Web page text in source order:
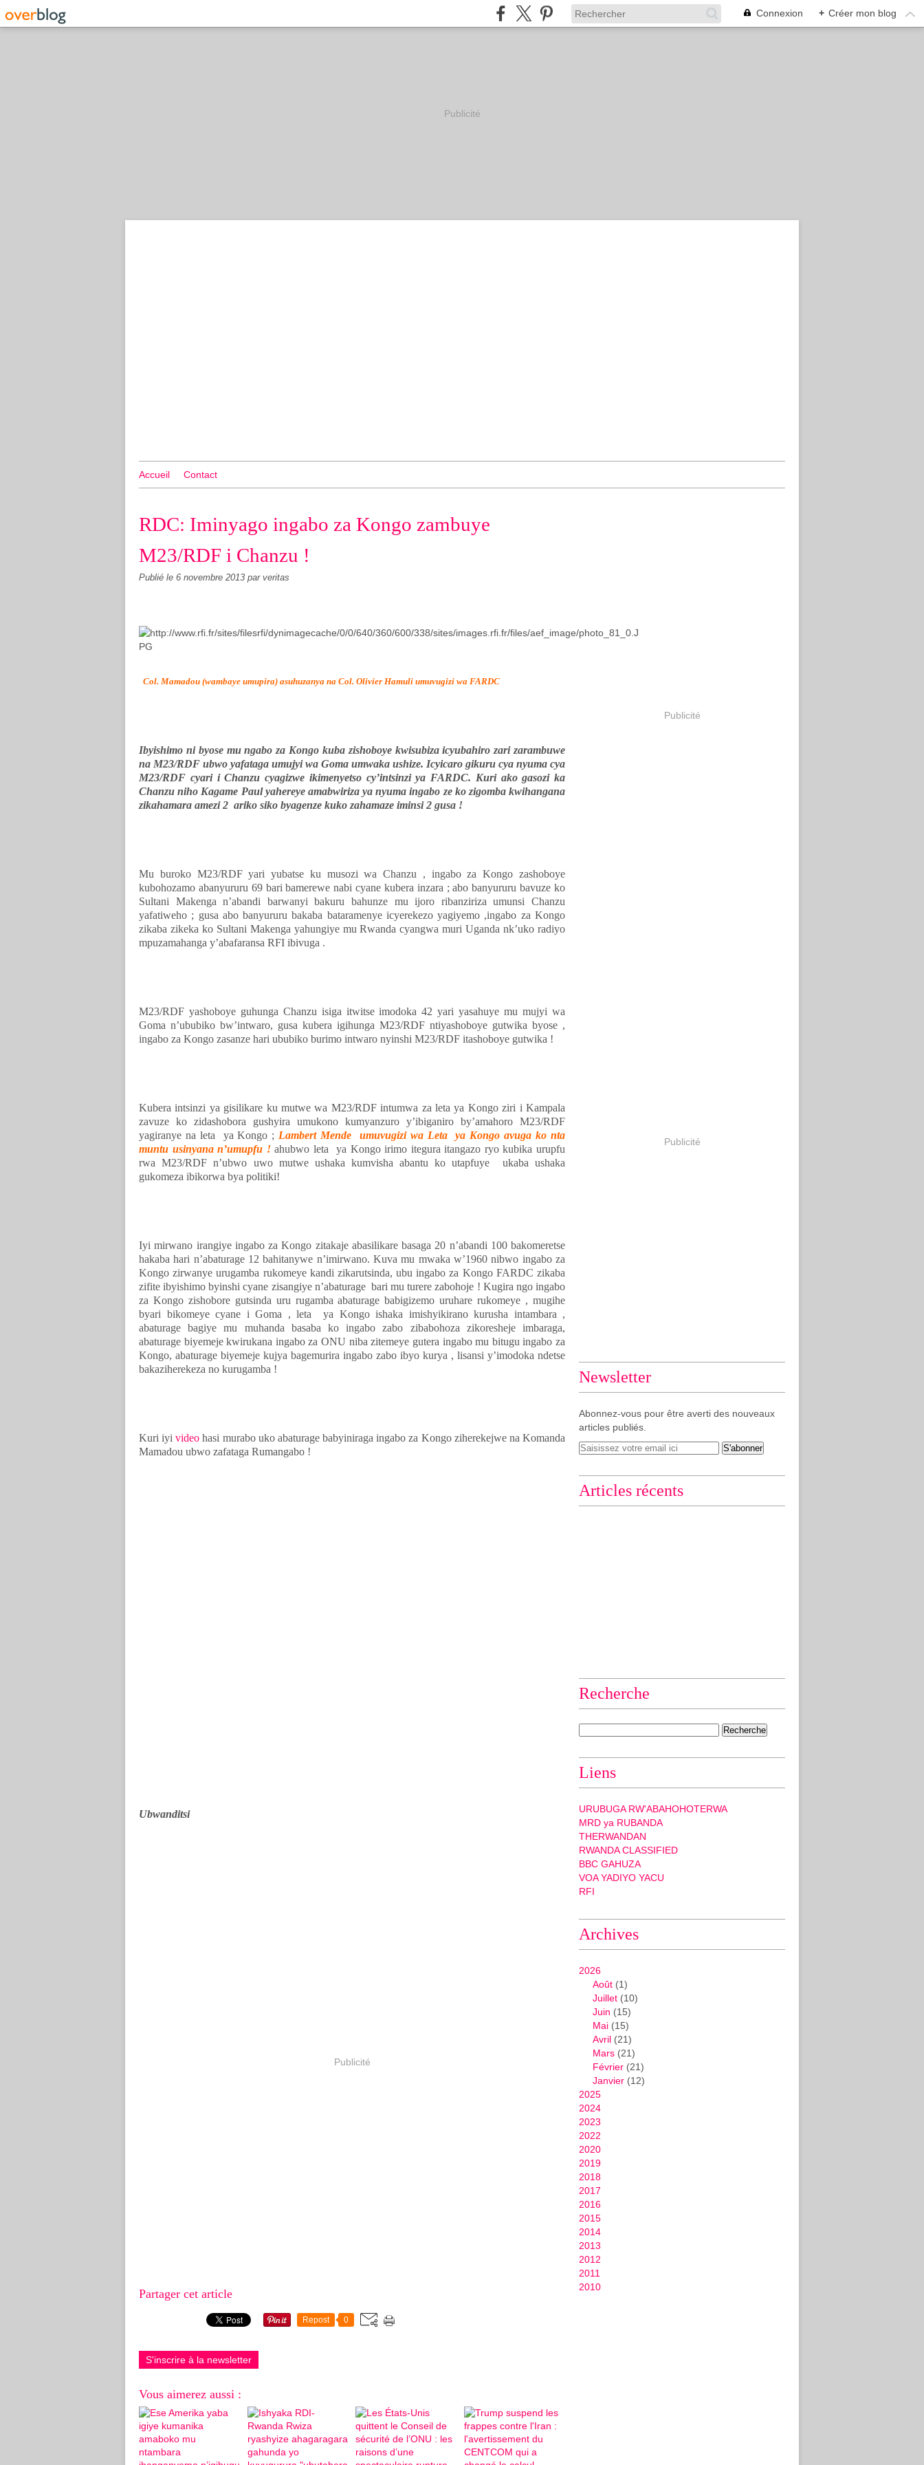
Connexion + Créer mon blog
Publicité
Accueil Contact
RDC: Iminyago ingabo za Kongo zambuye
M23/RDF i Chanzu !
Publié le 6 novembre 2013 par veritas
Col. Mamadou (wambaye umupira) asuhuzanya na Col. Olivier Hamuli umuvugizi wa FARDC
Ibyishimo ni byose mu ngabo za Kongo kuba zishoboye kwisubiza icyubahiro zari zarambuwe
na M23/RDF ubwo yafataga umujyi wa Goma umwaka ushize. Icyicaro gikuru cya nyuma cya
M23/RDF cyari i Chanzu cyagizwe ikimenyetso cy’intsinzi ya FARDC. Kuri ako gasozi ka
Chanzu niho Kagame Paul yahereye amabwiriza ya nyuma ingabo ze ko zigomba kwihangana
zikahamara amezi 2 ariko siko byagenze kuko zahamaze iminsi 2 gusa !
Mu buroko M23/RDF yari yubatse ku musozi wa Chanzu , ingabo za Kongo zashoboye
kubohozamo abanyururu 69 bari bamerewe nabi cyane kubera inzara ; abo banyururu bavuze ko
Sultani Makenga n’abandi barwanyi bakuru bahunze mu ijoro ribanziriza umunsi Chanzu
yafatiweho ; gusa abo banyururu bakaba bataramenye icyerekezo yagiyemo ,ingabo za Kongo
zikaba zikeka ko Sultani Makenga yahungiye mu Rwanda cyangwa muri Uganda nk’uko radiyo
mpuzamahanga y’abafaransa RFI ibivuga .
M23/RDF yashoboye guhunga Chanzu isiga itwitse imodoka 42 yari yasahuye mu mujyi wa
Goma n’ububiko bw’intwaro, gusa kubera igihunga M23/RDF ntiyashoboye gutwika byose ,
ingabo za Kongo zasanze hari ububiko burimo intwaro nyinshi M23/RDF itashoboye gutwika !
Kubera intsinzi ya gisilikare ku mutwe wa M23/RDF intumwa za leta ya Kongo ziri i Kampala
zavuze ko zidashobora gushyira umukono kumyanzuro y’ibiganiro by’amahoro M23/RDF
yagiranye na leta
ya Kongo ; Lambert Mende umuvugizi wa Leta ya Kongo avuga ko nta
muntu usinyana n’umupfu !ahubwo leta
ya Kongo irimo itegura itangazo ryo kubika urupfu
rwa M23/RDF n’ubwo uwo mutwe ushaka kumvisha abantu ko utapfuye
ukaba ushaka
gukomeza ibikorwa bya politiki!
Iyi mirwano irangiye ingabo za Kongo zitakaje abasilikare basaga 20 n’abandi 100 bakomeretse
hakaba hari n’abaturage 12 bahitanywe n’imirwano. Kuva mu mwaka w’1960 nibwo ingabo za
Kongo zirwanye urugamba rukomeye kandi zikarutsinda, ubu ingabo za Kongo FARDC zikaba
zifite ibyishimo byinshi cyane zisangiye n’abaturage bari mu turere zabohoje ! Kugira ngo ingabo
za Kongo zishobore gutsinda uru rugamba abaturage babigizemo uruhare rukomeye , mugihe
byari bikomeye cyane i Goma , leta
ya Kongo ishaka imishyikirano kurusha intambara ,
abaturage bagiye mu muhanda basaba ko ingabo zabo zibabohoza zikoresheje imbaraga,
abaturage biyemeje kwirukana ingabo za ONU niba zitemeye gutera ingabo mu bitugu ingabo za
Kongo, abaturage biyemeje kujya bagemurira ingabo zabo ibyo kurya , lisansi y’imodoka ndetse
bakaziherekeza no kurugamba !
Kuri iyivideo hasi murabo uko abaturage babyiniraga ingabo za Kongo ziherekejwe na Komanda
Mamadou ubwo zafataga Rumangabo !
Ubwanditsi
Publicité
Partager cet article
Repost 0
S'inscrire à la newsletter
Vous aimerez aussi :
Publicité
Publicité
Newsletter
Abonnez-vous pour être averti des nouveaux
articles publiés.
Articles récents
Recherche
Liens
URUBUGA RW'ABAHOHOTERWA
MRD ya RUBANDA
THERWANDAN
RWANDA CLASSIFIED
BBC GAHUZA
VOA YADIYO YACU
RFI
Archives
2026
Août (1)
Juillet (10)
Juin (15)
Mai (15)
Avril (21)
Mars (21)
Février (21)
Janvier (12)
2025
2024
2023
2022
2020
2019
2018
2017
2016
2015
2014
2013
2012
2011
2010